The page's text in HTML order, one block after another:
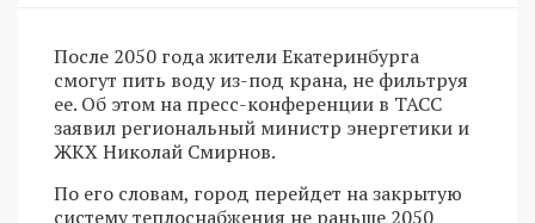
После 2050 года жители Екатеринбурга
смогут пить воду из-под крана, не фильтруя
ее. Об этом на пресс-конференции в ТАСС
заявил региональный министр энергетики и
ЖКХ Николай Смирнов.
По его словам, город перейдет на закрытую
систему теплоснабжения не раньше 2050